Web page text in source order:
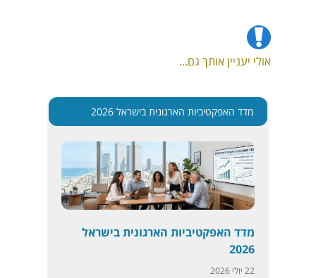
אולי יעניין אותך גם...
מדד האפקטיביות הארגונית בישראל 2026
מדד האפקטיביות הארגונית בישראל
2026
22 יולי 2026